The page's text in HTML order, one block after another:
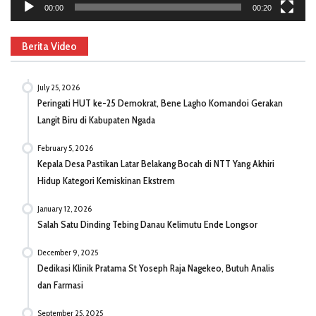
00:00 00:20
Berita Video
July 25, 2026
Peringati HUT ke-25 Demokrat, Bene Lagho Komandoi Gerakan
Langit Biru di Kabupaten Ngada
February 5, 2026
Kepala Desa Pastikan Latar Belakang Bocah di NTT Yang Akhiri
Hidup Kategori Kemiskinan Ekstrem
January 12, 2026
Salah Satu Dinding Tebing Danau Kelimutu Ende Longsor
December 9, 2025
Dedikasi Klinik Pratama St Yoseph Raja Nagekeo, Butuh Analis
dan Farmasi
September 25, 2025